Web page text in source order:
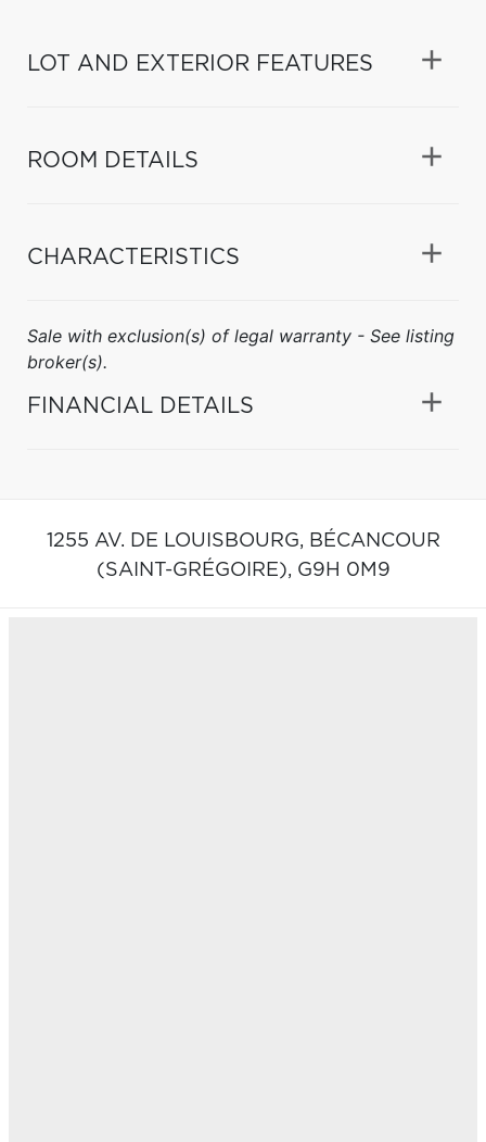
LOT AND EXTERIOR FEATURES
ROOM DETAILS
CHARACTERISTICS
Sale with exclusion(s) of legal warranty - See listing
broker(s).
FINANCIAL DETAILS
1255 AV. DE LOUISBOURG, BÉCANCOUR
(SAINT-GRÉGOIRE), G9H 0M9